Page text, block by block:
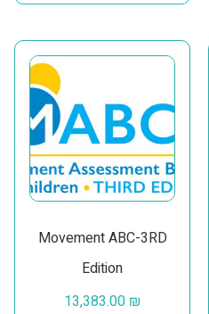
Movement ABC-3RD
Edition
13,383.00 ₪